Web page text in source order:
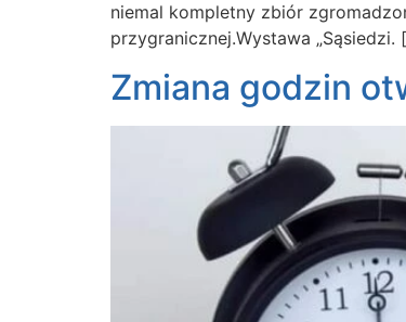
niemal kompletny zbiór
przygranicznej.Wystawa „Sąsiedzi.
Zmiana godzin